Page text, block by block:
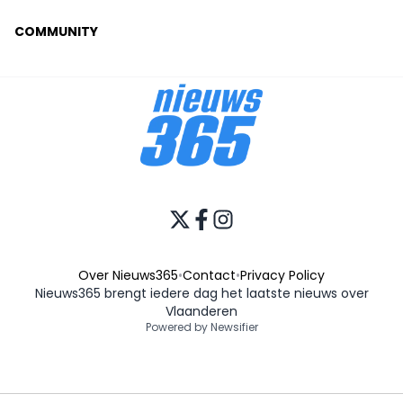
COMMUNITY
Over Nieuws365•Contact•Privacy Policy
Nieuws365 brengt iedere dag het laatste nieuws over
Vlaanderen
Powered by Newsifier